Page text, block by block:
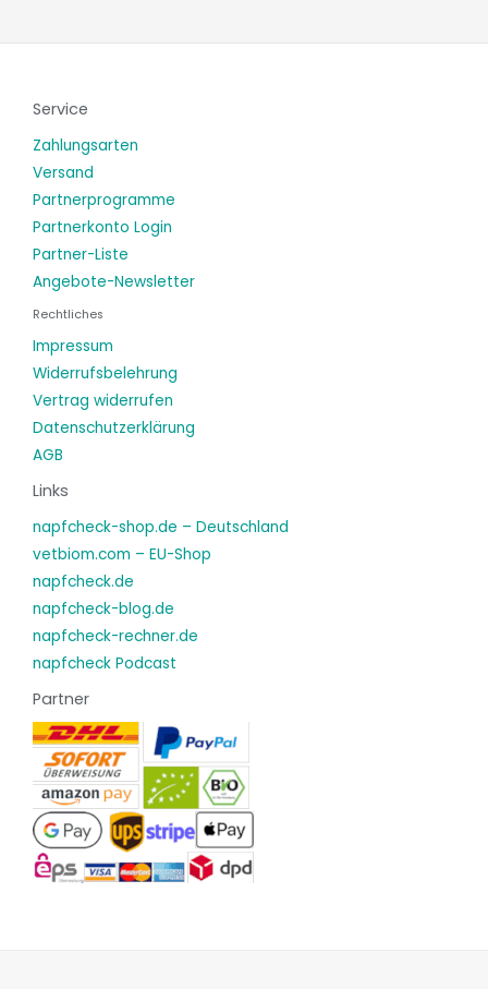
Service
Zahlungsarten
Versand
Partnerprogramme
Partnerkonto Login
Partner-Liste
Angebote-Newsletter
Rechtliches
Impressum
Widerrufsbelehrung
Vertrag widerrufen
Datenschutzerklärung
AGB
Links
napfcheck-shop.de – Deutschland
vetbiom.com – EU-Shop
napfcheck.de
napfcheck-blog.de
napfcheck-rechner.de
napfcheck Podcast
Partner